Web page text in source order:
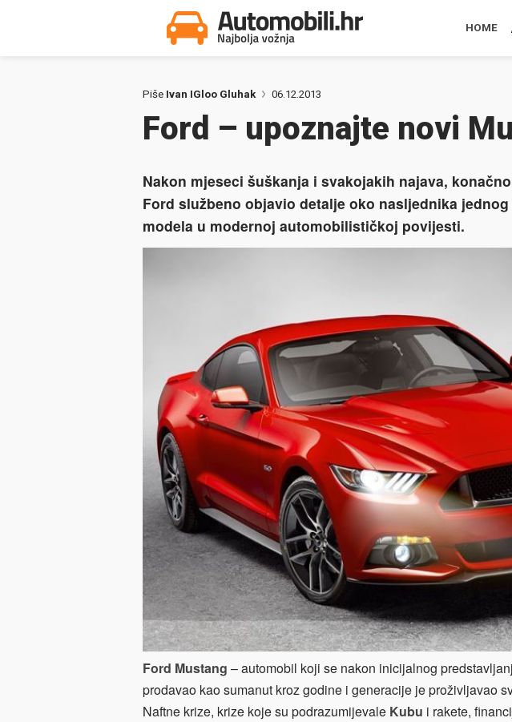
HOME
Piše Ivan IGloo Gluhak 06.12.2013
Ford – upoznajte novi
Nakon mjeseci šuškanja i svakojakih najava,
Ford službeno objavio detalje oko nasljednika
modela u modernoj automobilističkoj povijesti.
Ford Mustang – automobil koji se nakon inicijalnog
prodavao kao sumanut kroz godine i generacije je proživljavao
Naftne krize, krize koje su podrazumijevale Kubu i rakete,